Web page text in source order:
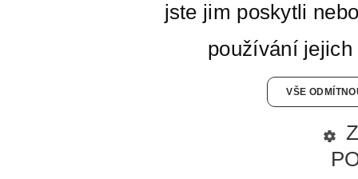
jste jim poskytli
používání
VŠE